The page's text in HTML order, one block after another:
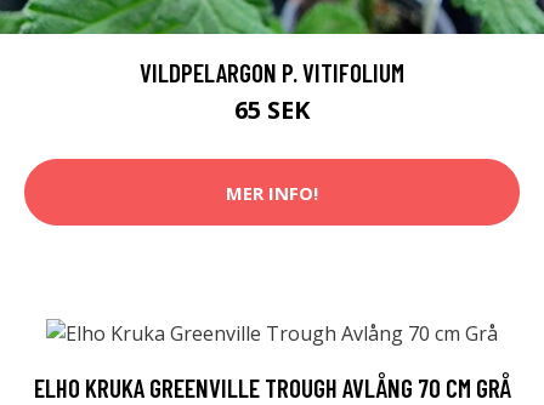
VILDPELARGON P. VITIFOLIUM
65 SEK
MER INFO!
ELHO KRUKA GREENVILLE TROUGH AVLÅNG 70 CM GRÅ